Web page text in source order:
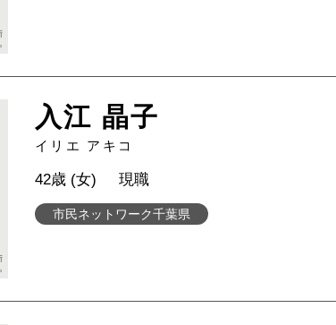
入江 晶子
イリエ アキコ
市民ネットワーク千葉県
42歳 (女) 現職